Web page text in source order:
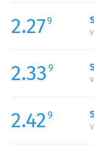
Samstag:
Sonntag:
2.279
2.33 9
2.42 9